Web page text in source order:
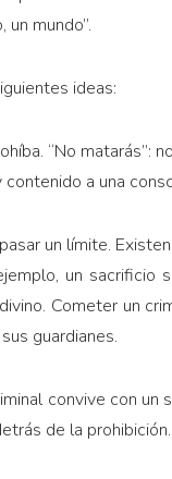
mundo”.
ideas:
“No matarás”:
a una
un límite.
un sacrificio
Cometer un
guardianes.
convive con un
de la prohibición.